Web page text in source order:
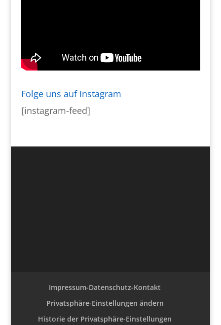
Folge uns auf Instagram
[instagram-feed]
Impressum-Datenschutz-Kontakt
Privatsphäre-Einstellungen ändern
Historie der Privatsphäre-Einstellungen